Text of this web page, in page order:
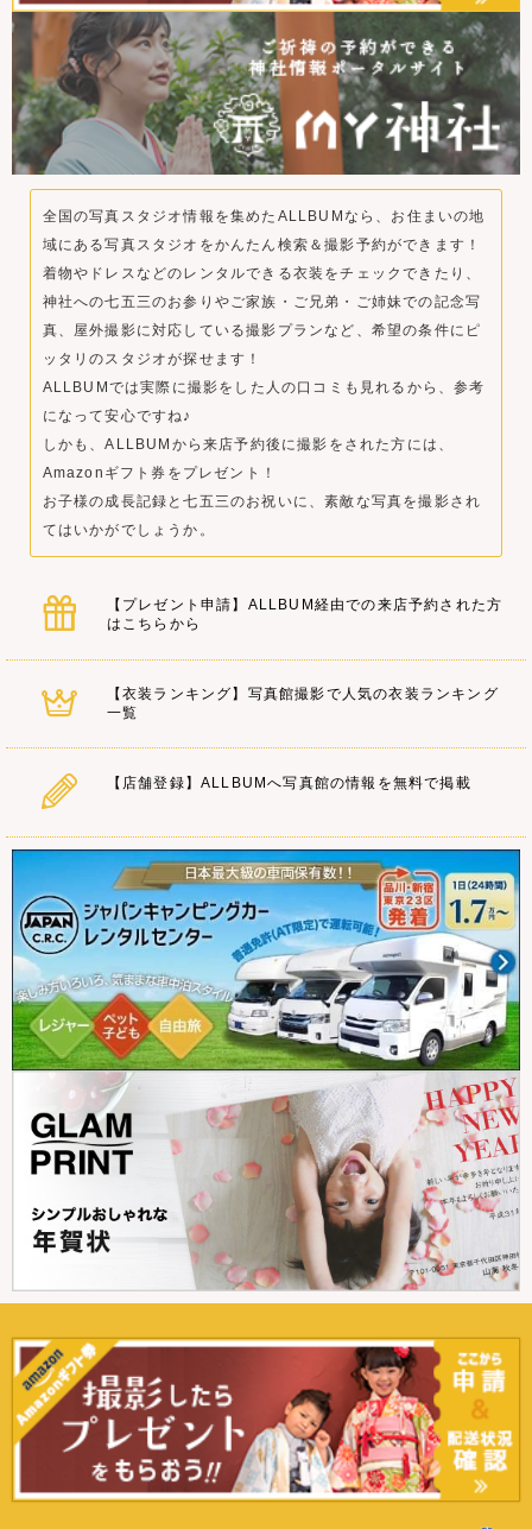
全国の写真スタジオ情報を集めたALLBUMなら、お住まいの地
域にある写真スタジオをかんたん検索＆撮影予約ができます！
着物やドレスなどのレンタルできる衣装をチェックできたり、
神社への七五三のお参りやご家族・ご兄弟・ご姉妹での記念写
真、屋外撮影に対応している撮影プランなど、希望の条件にピ
ッタリのスタジオが探せます！
ALLBUMでは実際に撮影をした人の口コミも見れるから、参考
になって安心ですね♪
しかも、ALLBUMから来店予約後に撮影をされた方には、
Amazonギフト券をプレゼント！
お子様の成長記録と七五三のお祝いに、素敵な写真を撮影され
てはいかがでしょうか。
【プレゼント申請】ALLBUM経由での来店予約された方
はこちらから
【衣装ランキング】写真館撮影で人気の衣装ランキング
一覧
【店舗登録】ALLBUMへ写真館の情報を無料で掲載